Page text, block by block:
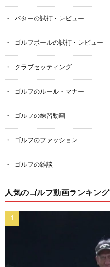
パターの試打・レビュー
ゴルフボールの試打・レビュー
クラブセッティング
ゴルフのルール・マナー
ゴルフの練習動画
ゴルフのファッション
ゴルフの雑談
人気のゴルフ動画ランキング